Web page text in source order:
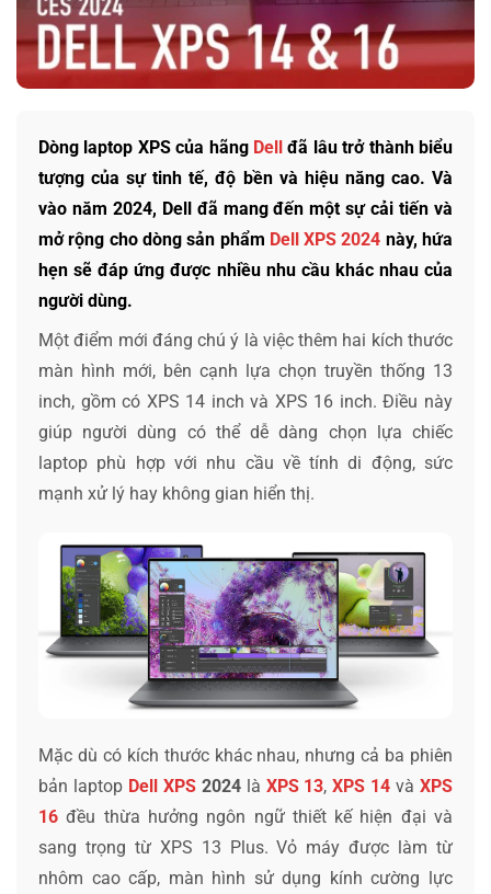
Dòng laptop XPS của hãng Dell đã lâu trở thành biểu
tượng của sự tinh tế, độ bền và hiệu năng cao. Và
vào năm 2024, Dell đã mang đến một sự cải tiến và
mở rộng cho dòng sản phẩm Dell XPS 2024 này, hứa
hẹn sẽ đáp ứng được nhiều nhu cầu khác nhau của
người dùng.
Một điểm mới đáng chú ý là việc thêm hai kích thước
màn hình mới, bên cạnh lựa chọn truyền thống 13
inch, gồm có XPS 14 inch và XPS 16 inch. Điều này
giúp người dùng có thể dễ dàng chọn lựa chiếc
laptop phù hợp với nhu cầu về tính di động, sức
mạnh xử lý hay không gian hiển thị.
Mặc dù có kích thước khác nhau, nhưng cả ba phiên
bản laptop Dell XPS2024là XPS 13,XPS 14 vàXPS
16 đều thừa hưởng ngôn ngữ thiết kế hiện đại và
sang trọng từ XPS 13 Plus. Vỏ máy được làm từ
nhôm cao cấp, màn hình sử dụng kính cường lực